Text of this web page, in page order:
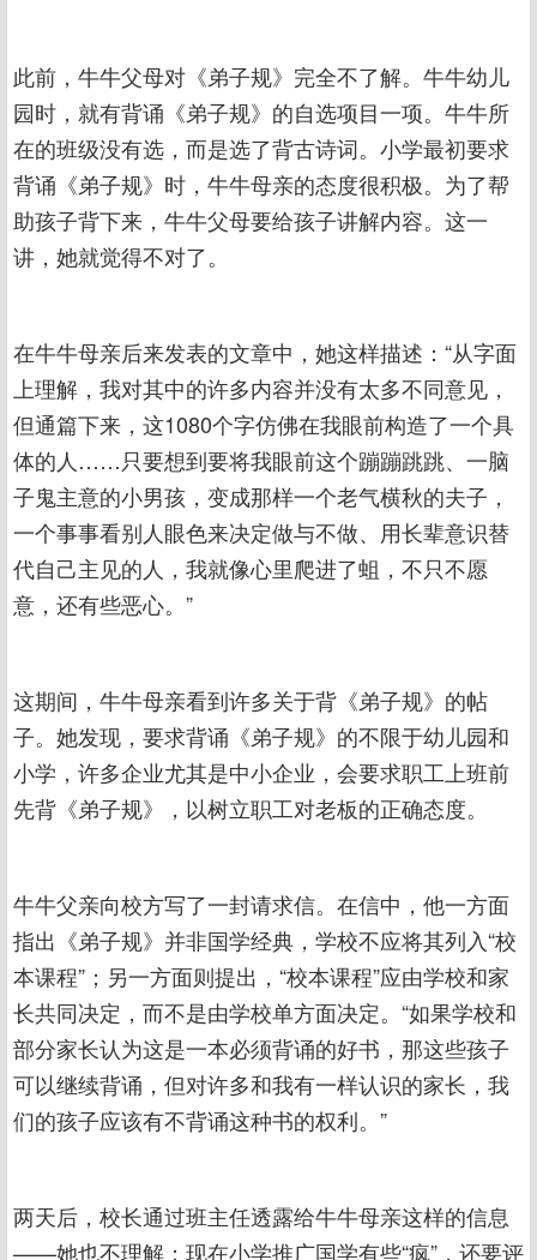
此前，牛牛父母对《弟子规》完全不了解。牛牛幼儿
园时，就有背诵《弟子规》的自选项目一项。牛牛所
在的班级没有选，而是选了背古诗词。小学最初要求
背诵《弟子规》时，牛牛母亲的态度很积极。为了帮
助孩子背下来，牛牛父母要给孩子讲解内容。这一
讲，她就觉得不对了。
在牛牛母亲后来发表的文章中，她这样描述：“从字面
上理解，我对其中的许多内容并没有太多不同意见，
但通篇下来，这1080个字仿佛在我眼前构造了一个具
体的人……只要想到要将我眼前这个蹦蹦跳跳、一脑
子鬼主意的小男孩，变成那样一个老气横秋的夫子，
一个事事看别人眼色来决定做与不做、用长辈意识替
代自己主见的人，我就像心里爬进了蛆，不只不愿
意，还有些恶心。”
这期间，牛牛母亲看到许多关于背《弟子规》的帖
子。她发现，要求背诵《弟子规》的不限于幼儿园和
小学，许多企业尤其是中小企业，会要求职工上班前
先背《弟子规》，以树立职工对老板的正确态度。
牛牛父亲向校方写了一封请求信。在信中，他一方面
指出《弟子规》并非国学经典，学校不应将其列入“校
本课程”；另一方面则提出，“校本课程”应由学校和家
长共同决定，而不是由学校单方面决定。“如果学校和
部分家长认为这是一本必须背诵的好书，那这些孩子
可以继续背诵，但对许多和我有一样认识的家长，我
们的孩子应该有不背诵这种书的权利。”
两天后，校长通过班主任透露给牛牛母亲这样的信息
——她也不理解：现在小学推广国学有些“疯”，还要评